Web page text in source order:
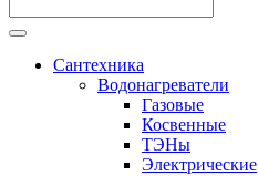
Сантехника
Водонагреватели
Газовые
Косвенные
ТЭНы
Электрические